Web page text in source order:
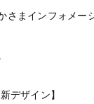
さまインフォメー
デザイン】